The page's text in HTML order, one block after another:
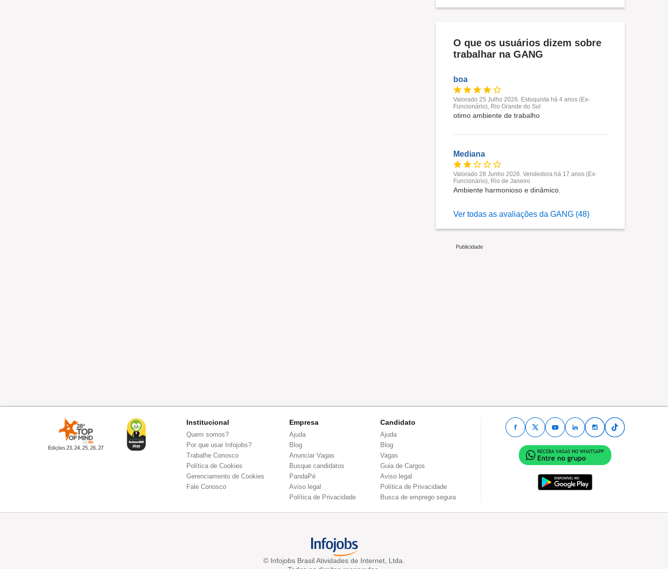
O que os usuários dizem sobre
trabalhar na GANG
boa
Valorado 25 Julho 2026. Estoquista há 4 anos (Ex-
Funcionário), Rio Grande do Sul
otimo ambiente de trabalho
Mediana
Valorado 28 Junho 2026. Vendedora há 17 anos (Ex-
Funcionário), Rio de Janeiro
Ambiente harmonioso e dinâmico.
Ver todas as avaliações da GANG (48)
Institucional
Quem somos?
Por que usar Infojobs?
Trabalhe Conosco
Política de Cookies
Gerenciamento de Cookies
Fale Conosco
Empresa
Ajuda
Blog
Anunciar Vagas
Busque candidatos
PandaPé
Aviso legal
Política de Privacidade
Candidato
Ajuda
Blog
Vagas
Guia de Cargos
Aviso legal
Política de Privacidade
Busca de emprego segura
© Infojobs Brasil Atividades de Internet, Ltda.